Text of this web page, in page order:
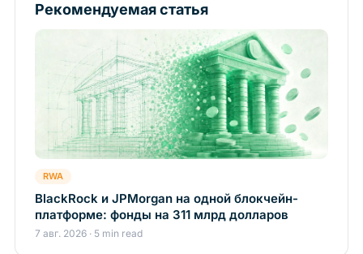
Рекомендуемая статья
RWA
BlackRock и JPMorgan на одной блокчейн-
платформе: фонды на 311 млрд долларов
7 авг. 2026 · 5 min read